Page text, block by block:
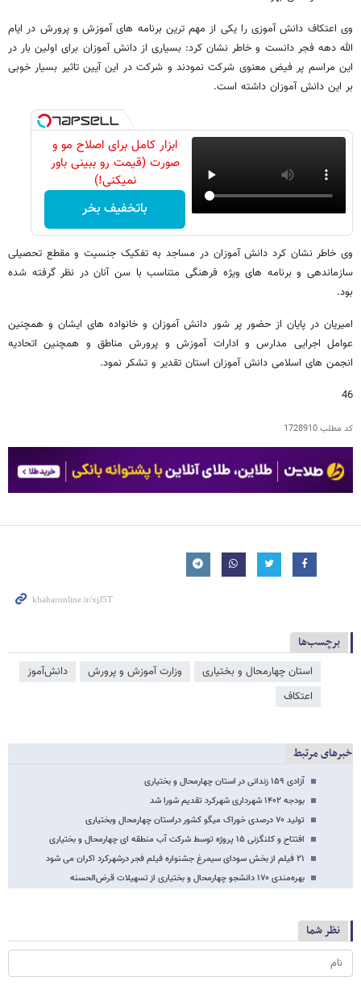
وی اعتکاف دانش آموزی را یکی از مهم ترین برنامه های آموزش و پرورش در ایام
الله دهه فجر دانست و خاطر نشان کرد: بسیاری از دانش آموزان برای اولین بار در
این مراسم پر فیض معنوی شرکت نمودند و شرکت در این آیین تاثیر بسیار خوبی
بر این دانش آموزان داشته است.
ابزار کامل برای اصلاح مو و
صورت (قیمت رو ببینی باور
نمیکنی!)
باتخفیف بخر
وی خاطر نشان کرد دانش آموزان در مساجد به تفکیک جنسیت و مقطع تحصیلی
سازماندهی و برنامه های ویژه فرهنگی متناسب با سن آنان در نظر گرفته شده
بود.
امیریان در پایان از حضور پر شور دانش آموزان و خانواده های ایشان و همچنین
عوامل اجرایی مدارس و ادارات آموزش و پرورش مناطق و همچنین اتحادیه
انجمن های اسلامی دانش آموزان استان تقدیر و تشکر نمود.
46
کد مطلب1728910
برچسب‌ها
استان چهارمحال و بختیاری وزارت آموزش و پرورش
دانش‌آموز
اعتکاف
خبرهای مرتبط
آزادی ۱۵۹ زندانی در استان چهارمحال و بختیاری
بودجه ۱۴۰۲ شهرداری شهرکرد تقدیم شورا شد
تولید ۷۰ درصدی خوراک میگو کشور دراستان چهارمحال وبختیاری
افتتاح و کلنگزنی ۱۵ پروژه توسط شرکت آب منطقه ای چهارمحال و بختیاری
۲۱ فیلم از بخش سودای سیمرغ جشنواره فیلم فجر درشهرکرد اکران می شود
بهره‌مندی ۱۷۰ دانشجو چهارمحال و بختیاری از تسهیلات قرض‌الحسنه
نظر شما